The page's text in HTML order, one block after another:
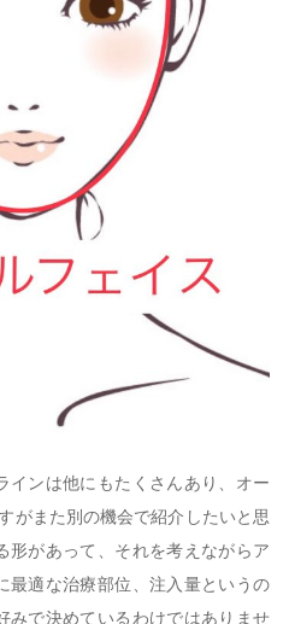
インは他にもたくさんあり、オー
がまた別の機会で紹介したいと思
形があって、それを考えながらア
最適な治療部位、注入量というの
みで決めているわけではありませ